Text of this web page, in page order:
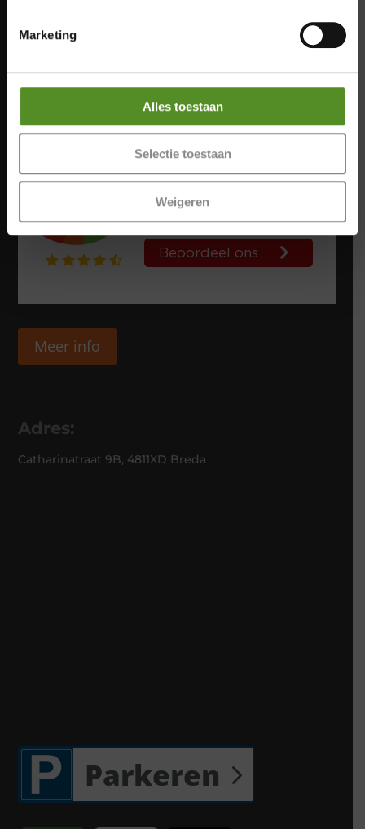
Marketing
Alles toestaan
Selectie toestaan
Weigeren
Vrijdag: 12:00 – 17:00
Zondag: 12:00 – 17:00
Meer info
Adres:
Catharinatraat 9B, 4811XD Breda
Parkeren
Zaterdag 12:00 – 17:00